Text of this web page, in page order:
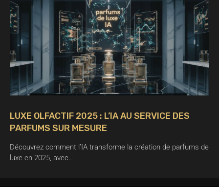
LUXE OLFACTIF 2025 : L’IA AU SERVICE DES
PARFUMS SUR MESURE
Découvrez comment l’IA transforme la création de parfums de
luxe en 2025, avec…